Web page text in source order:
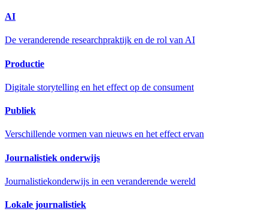
AI
De veranderende researchpraktijk en de rol van AI
Productie
Digitale storytelling en het effect op de consument
Publiek
Verschillende vormen van nieuws en het effect ervan
Journalistiek onderwijs
Journalistiekonderwijs in een veranderende wereld
Lokale journalistiek